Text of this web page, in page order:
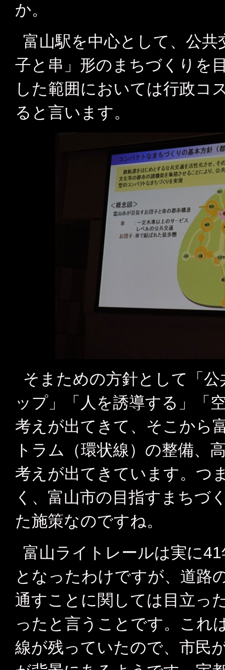
か。
富山駅を中心として、公
子と串」形のまちづくりを
した範囲においては行政コ
ると言います。
そまための方針として「
ップ」「人を誘導する」「
考えが出てきて、そこから
トラム（環状線）の整備、
考えが出てきています。つ
く、富山市の目指すまちづ
た施策なのですね。
富山ライトレールは実に
となったわけですが、道路
通すことに関しては目立っ
ったと言うことです。これ
線が残っていたので、市民